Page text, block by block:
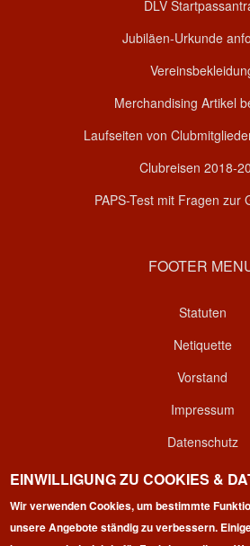
DLV
Jubiläen-Urkunde
Merchandising Artikel
Laufseiten von
Clubreisen 2018-
PAPS-Test mit Fragen zur
FOOTER
Statuten
Netiquette
Vorstand
Impressum
Datenschutz
Kontakt
Login
EINWILLIGUNG ZU COOKIES &
Wir verwenden Cookies, um bestimmte
unsere Angebote ständig zu verbessern.